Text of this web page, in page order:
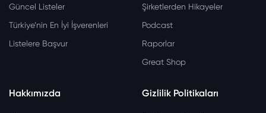
Güncel Listeler
Türkiye’nin En İyi İşverenleri
Listelere Başvur
Şirketlerden Hikayeler
Podcast
Raporlar
Great Shop
Hakkımızda Gizlilik Politikaları